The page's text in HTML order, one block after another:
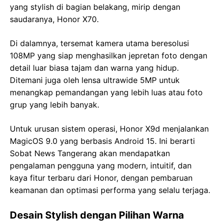
yang stylish di bagian belakang, mirip dengan
saudaranya, Honor X70.
Di dalamnya, tersemat kamera utama beresolusi
108MP yang siap menghasilkan jepretan foto dengan
detail luar biasa tajam dan warna yang hidup.
Ditemani juga oleh lensa ultrawide 5MP untuk
menangkap pemandangan yang lebih luas atau foto
grup yang lebih banyak.
Untuk urusan sistem operasi, Honor X9d menjalankan
MagicOS 9.0 yang berbasis Android 15. Ini berarti
Sobat News Tangerang akan mendapatkan
pengalaman pengguna yang modern, intuitif, dan
kaya fitur terbaru dari Honor, dengan pembaruan
keamanan dan optimasi performa yang selalu terjaga.
Desain Stylish dengan Pilihan Warna